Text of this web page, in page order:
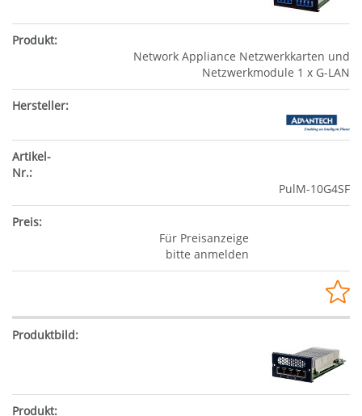
Network Appliance Netzwerkkarten und
Netzwerkmodule 1 x G-LAN
PulM-10G4SF
Für Preisanzeige
bitte anmelden